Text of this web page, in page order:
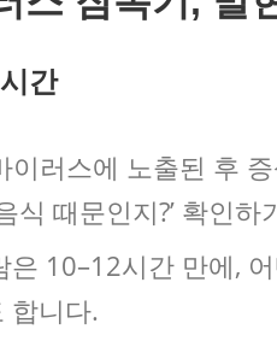
간
이러스에 노출된 후
식 때문인지?’ 확인하
은 10–12시간 만에,
합니다.